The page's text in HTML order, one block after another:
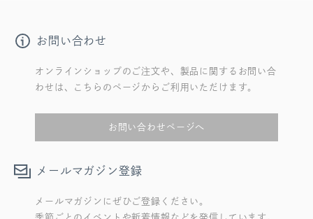
お問い合わせ
オンラインショップのご注文や、製品に関するお問い合
わせは、こちらのページからご利用いただけます。
お問い合わせページへ
メールマガジン登録
メールマガジンにぜひご登録ください。